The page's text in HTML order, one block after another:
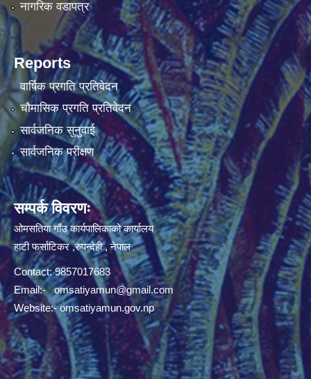
नागरिक वडापत्र
Reports
वार्षिक प्रगति प्रतिवेदन
चौमासिक प्रगति प्रतिवेदन
सार्वजनिक सुनुवाई
सार्वजनिक परीक्षण
सम्पर्क विवरणः
ओमसतिया गाँउ कार्यपालिकाको कार्यालय
हाटी फर्साटिकर ,रुपन्देही , नेपाल
Contact: 9857017683
Email:-omsatiyamun@gmail.com
Website:- omsatiyamun.gov.np